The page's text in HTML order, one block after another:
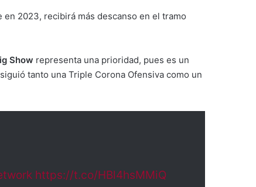
2023, recibirá más descanso en el tramo
Show representa una prioridad, pues es un
tanto una Triple Corona Ofensiva como un
https://t.co/HBl4hsMMiQ